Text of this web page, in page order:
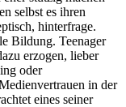
selbst es ihren
hinterfrage.
Bildung. Teenager
erzogen, lieber
oder
in der
eines seiner